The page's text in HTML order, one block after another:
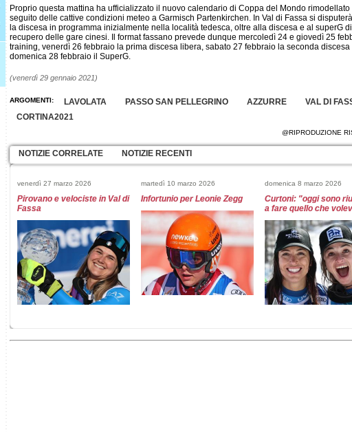
Proprio questa mattina ha ufficializzato il nuovo calendario di Coppa del Mondo rimodellato
seguito delle cattive condizioni meteo a Garmisch Partenkirchen. In Val di Fassa si
la discesa in programma inizialmente nella località tedesca, oltre alla discesa e al superG di
recupero delle gare cinesi. Il format fassano prevede dunque mercoledì 24 e giovedì 25
training, venerdì 26 febbraio la prima discesa libera, sabato 27 febbraio la seconda discesa
domenica 28 febbraio il SuperG.
(venerdì 29 gennaio 2021)
ARGOMENTI: LAVOLATA PASSO SAN PELLEGRINO AZZURRE
VAL DI
CORTINA2021
@RIPRODUZIONE
NOTIZIE CORRELATE NOTIZIE RECENTI
venerdì 27 marzo 2026
Pirovano e velociste in Val di
Fassa
martedì 10 marzo 2026
Infortunio per Leonie Zegg
domenica 8 marzo 2026
Curtoni: "oggi sono
a fare quello che